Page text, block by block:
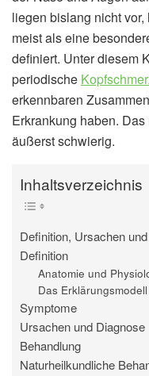
liegen bislang nicht
meist als eine
definiert. Unter diesem
periodische
erkennbaren
Erkrankung haben.
äußerst schwierig.
Inhaltsverzeichnis
Definition, Ursachen
Definition
Anatomie und
Das Erklärungsmodell
Symptome
Ursachen und Diagnose
Behandlung
Naturheilkundliche